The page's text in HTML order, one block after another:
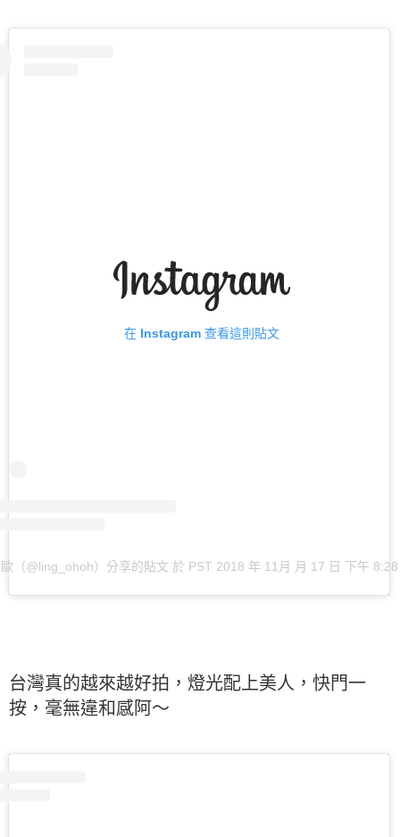
在 Instagram 查看這則貼文
（@ling_ohoh）分享的貼文 於 PST 2018 年 11月 月 17 日 下午 8:28
台灣真的越來越好拍，燈光配上美人，快門一
按，毫無違和感阿～